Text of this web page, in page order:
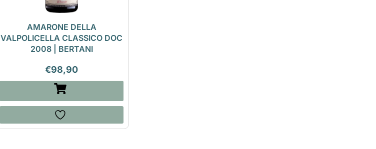
AMARONE DELLA
VALPOLICELLA CLASSICO DOC
2008 | BERTANI
€98,90